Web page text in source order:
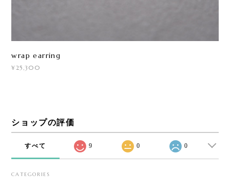
wrap earring
¥25,300
ショップの評価
すべて 9 0 0
CATEGORIES